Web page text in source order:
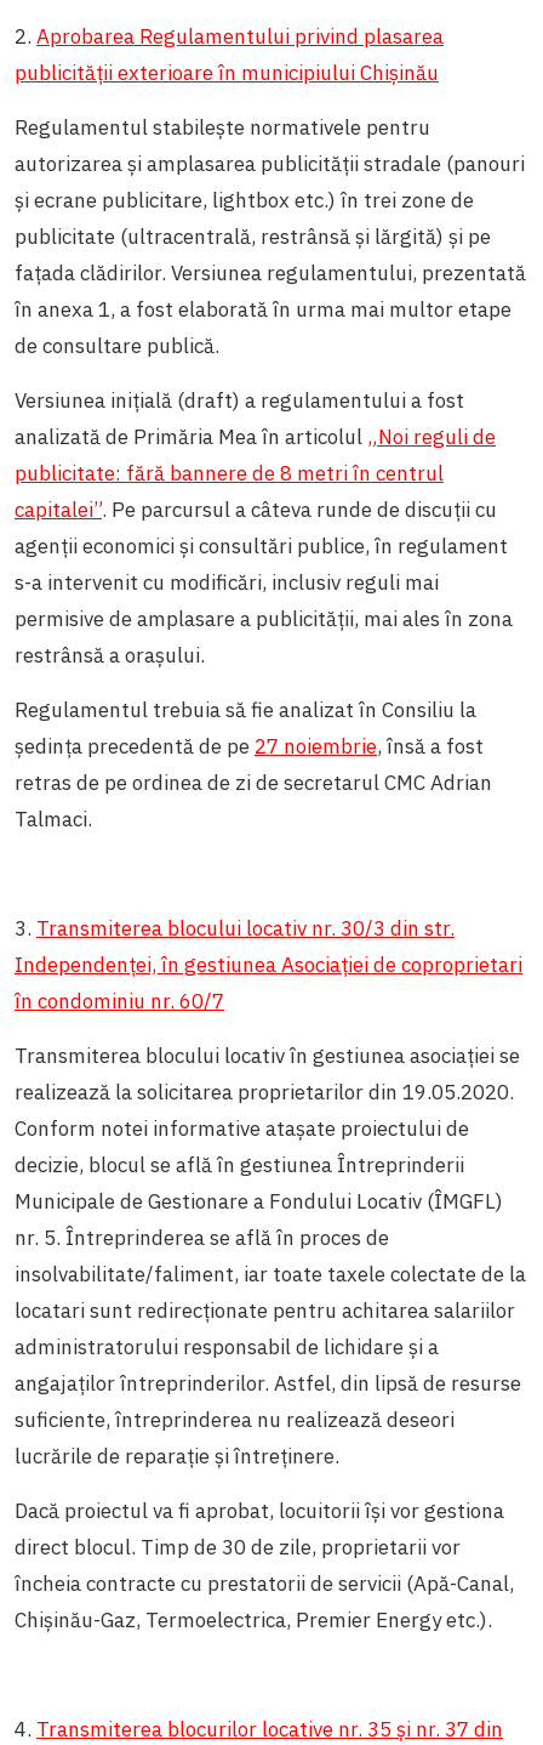
2. Aprobarea Regulamentului privind plasarea
publicității exterioare în municipiului Chișinău
Regulamentul stabilește normativele pentru
autorizarea și amplasarea publicității stradale (panouri
și ecrane publicitare, lightbox etc.) în trei zone de
publicitate (ultracentrală, restrânsă și lărgită) și pe
fațada clădirilor. Versiunea regulamentului, prezentată
în anexa 1, a fost elaborată în urma mai multor etape
de consultare publică.
Versiunea inițială (draft) a regulamentului a fost
analizată de Primăria Mea în articolul „Noi reguli de
publicitate: fără bannere de 8 metri în centrul
capitalei”. Pe parcursul a câteva runde de discuții cu
agenții economici și consultări publice, în regulament
s-a intervenit cu modificări, inclusiv reguli mai
permisive de amplasare a publicității, mai ales în zona
restrânsă a orașului.
Regulamentul trebuia să fie analizat în Consiliu la
ședința precedentă de pe 27 noiembrie, însă a fost
retras de pe ordinea de zi de secretarul CMC Adrian
Talmaci.
3. Transmiterea blocului locativ nr. 30/3 din str.
Independenței, în gestiunea Asociației de coproprietari
în condominiu nr. 60/7
Transmiterea blocului locativ în gestiunea asociației se
realizează la solicitarea proprietarilor din 19.05.2020.
Conform notei informative atașate proiectului de
decizie, blocul se află în gestiunea Întreprinderii
Municipale de Gestionare a Fondului Locativ (ÎMGFL)
nr. 5. Întreprinderea se află în proces de
insolvabilitate/faliment, iar toate taxele colectate de la
locatari sunt redirecționate pentru achitarea salariilor
administratorului responsabil de lichidare și a
angajaților întreprinderilor. Astfel, din lipsă de resurse
suficiente, întreprinderea nu realizează deseori
lucrările de reparație și întreținere.
Dacă proiectul va fi aprobat, locuitorii își vor gestiona
direct blocul. Timp de 30 de zile, proprietarii vor
încheia contracte cu prestatorii de servicii (Apă-Canal,
Chișinău-Gaz, Termoelectrica, Premier Energy etc.).
4. Transmiterea blocurilor locative nr. 35 și nr. 37 din